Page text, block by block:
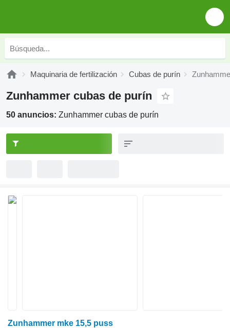
Maquinaria de fertilización Cubas de purín
Zunhammer cubas de purín
50 anuncios: Zunhammer cubas de purín
Zunhammer mke 15,5 puss